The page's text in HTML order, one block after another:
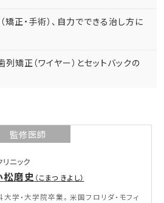
正・手術）、自力でできる治し方に
矯正（ワイヤー）とセットバックの
監修医師
ニック
松磨史 （こまつ きよし）
学・大学院卒業。米国フロリダ・モフィ